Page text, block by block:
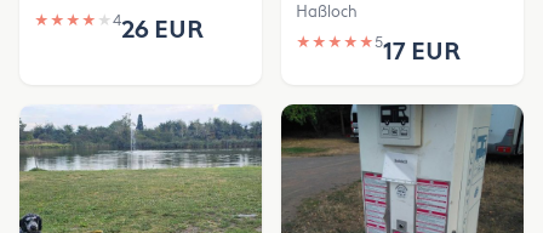
★ ★ ★ ★ ★ 426 EUR
Haßloch
★ ★ ★ ★ ★517 EUR